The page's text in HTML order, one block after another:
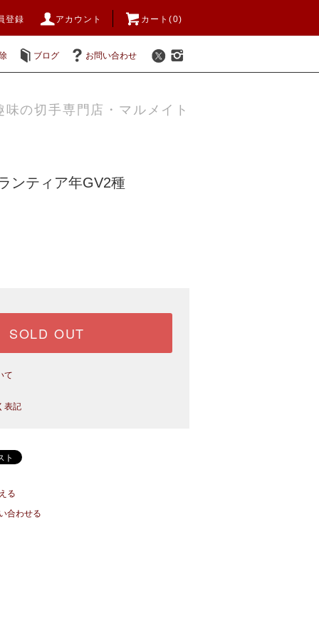
登録 アカウント カート(0)
ブログ お問い合わせ
味の切手専門店・マルメイト
ンティア年GV2種
SOLD OUT
て
表記
る
合わせる